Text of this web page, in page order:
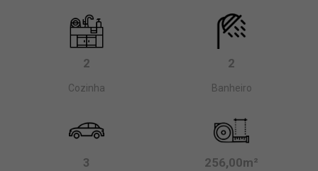
2
Cozinha
2
Banheiro
3 256,00m²